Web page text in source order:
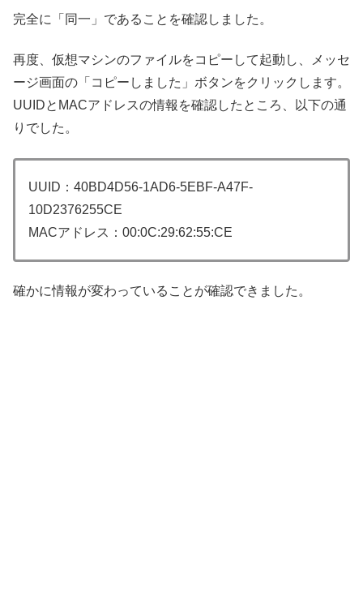
完全に「同一」であることを確認しました。
再度、仮想マシンのファイルをコピーして起動し、メッセ
ージ画面の「コピーしました」ボタンをクリックします。
UUIDとMACアドレスの情報を確認したところ、以下の通
りでした。
UUID：40BD4D56-1AD6-5EBF-A47F-
10D2376255CE
MACアドレス：00:0C:29:62:55:CE
確かに情報が変わっていることが確認できました。